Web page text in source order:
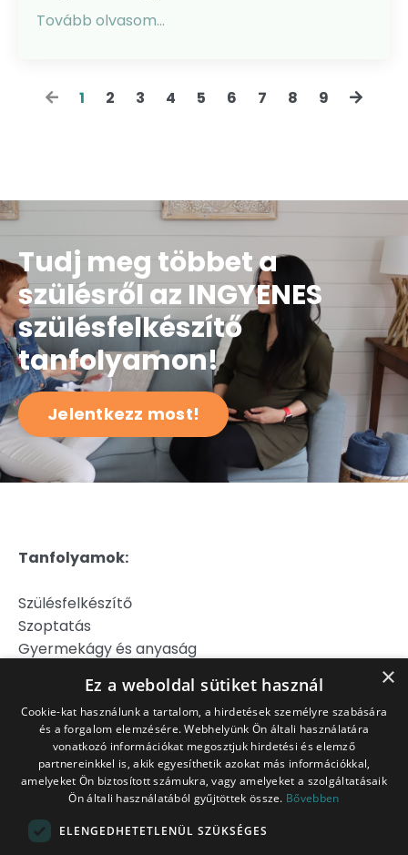
Tovább olvasom...
1 2 3 4 5 6 7 8 9
Tudj meg többet a
szülésről az INGYENES
szülésfelkészítő
tanfolyamon!
Jelentkezz most!
Tanfolyamok:
Szülésfelkészítő
Szoptatás
Gyermekágy és anyaság
Szülj könnyebben!
Jogi Nyilatkozat
Adatkezelési Tájékoztató
Általános Szerződési Feltételek
Belépés tagoknak
ITT!
×
Ez a weboldal sütiket használ
Cookie-kat használunk a tartalom, a hirdetések személyre szabására
és a forgalom elemzésére. Webhelyünk Ön általi használatára
vonatkozó információkat megosztjuk hirdetési és elemző
partnereinkkel is, akik egyesíthetik azokat más információkkal,
amelyeket Ön biztosított számukra, vagy amelyeket a szolgáltatásaik
Ön általi használatából gyűjtöttek össze. Bővebben
ELENGEDHETETLENÜL SZÜKSÉGES